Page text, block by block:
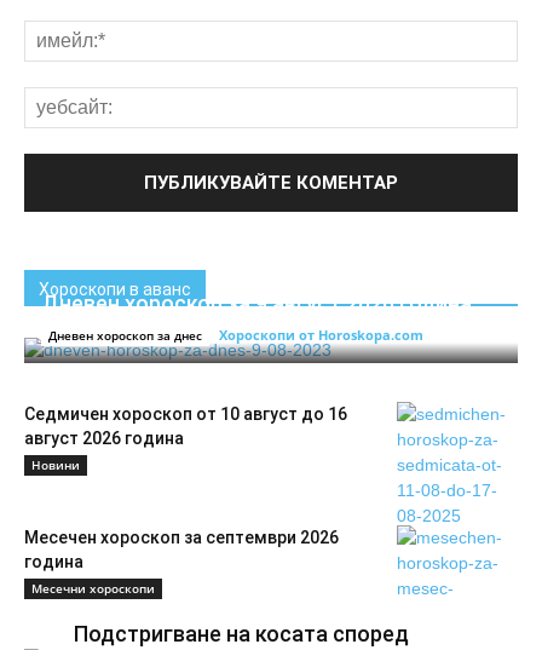
Хороскопи в аванс
Дневен хороскоп за 9 август 2026 година
Дневен хороскоп за днес Хороскопи от Horoskopa.com
Седмичен хороскоп от 10 август до 16
август 2026 година
Новини
Месечен хороскоп за септември 2026
година
Месечни хороскопи
Подстригване на косата според